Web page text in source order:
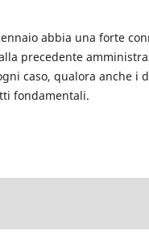
abbia una forte
precedente
caso, qualora anche i
fondamentali.